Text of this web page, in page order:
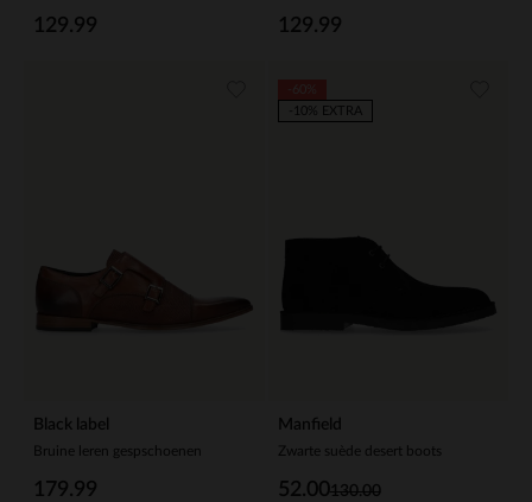
129.99 129.99
Black label
Bruine leren gespschoenen
179.99
Manfield
Zwarte suède desert boots
130.00
52.00
-10% EXTRA